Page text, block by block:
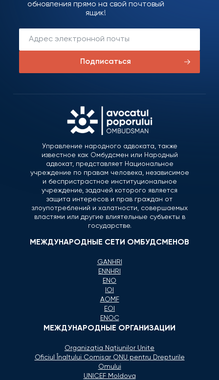
обновления прямо на свой почтовый
ящик!
Подписаться
Управление народного адвоката, также
известное как Омбудсмен или Народный
адвокат, представляет Национальное
учреждение по правам человека, независимое
и беспристрастное институциональное
учреждение, задачей которого является
защита интересов и прав граждан от
злоупотреблений и халатности, совершаемых
властями или другие влиятельные субъекты в
государстве.
МЕЖДУНАРОДНЫЕ СЕТИ ОМБУДСМЕНОВ
GANHRI
ENNHRI
ENO
IOI
AOMF
EOI
ENOC
МЕЖДУНАРОДНЫЕ ОРГАНИЗАЦИИ
Organizaţia Naţiunilor Unite
Oficiul Înaltului Comisar ONU pentru Drepturile
Omului
UNICEF Moldova